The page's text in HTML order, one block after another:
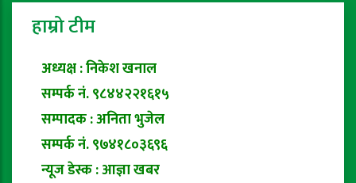
हाम्रो टीम
अध्यक्ष : निकेश खनाल
सम्पर्क नं. ९८४४२२१६१५
सम्पादक : अनिता भुजेल
सम्पर्क नं. ९७४१८०३६९६
न्यूज डेस्क : आज्ञा खबर